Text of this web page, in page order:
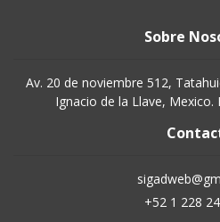
Sobre
Av. 20 de noviembre 512,
Ignacio de la Llave,
+52 1 228